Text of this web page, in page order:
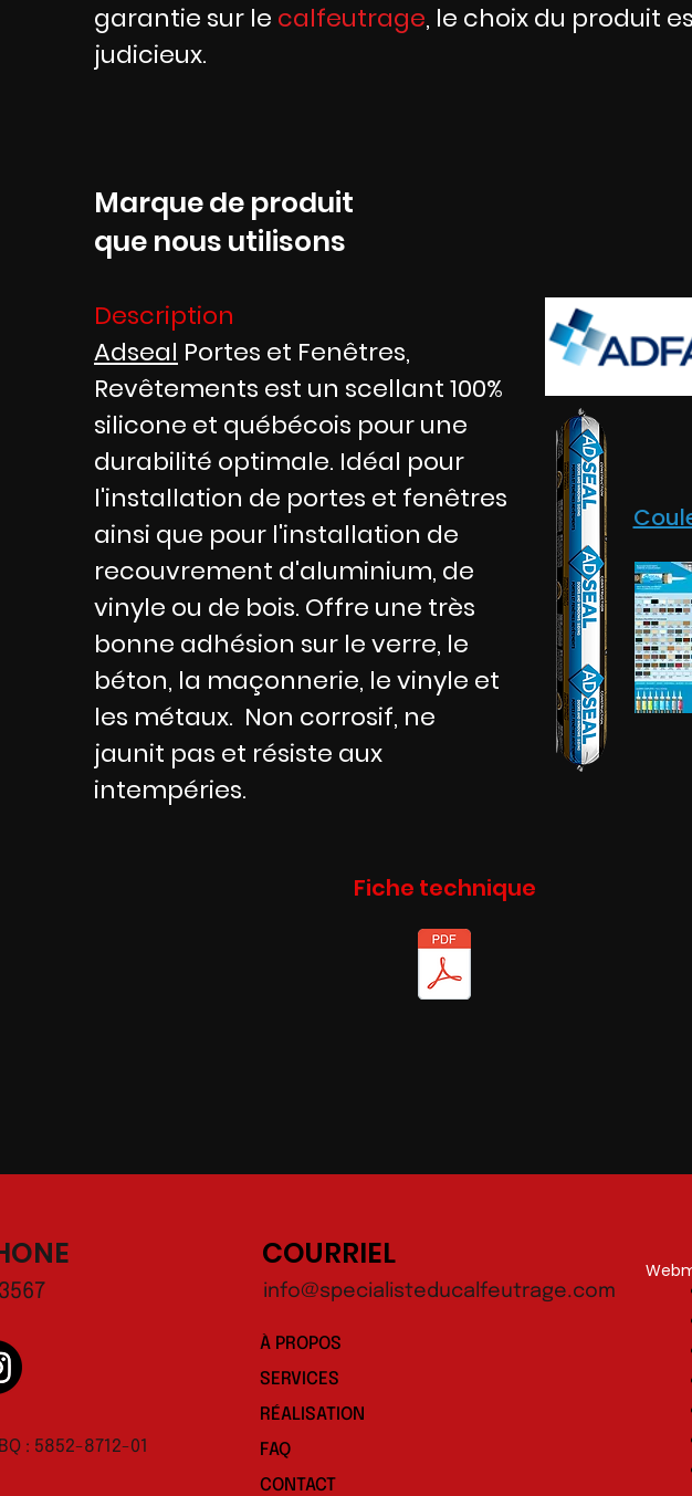
garantie sur le calfeutrage, le choix du produit
judicieux.
Marque de produit
que nous utilisons
Description
Adseal Portes et Fenêtres,
Revêtements est un scellant 100%
silicone et québécois pour une
durabilité optimale. Idéal pour
l'installation de portes et fenêtres
ainsi que pour l'installation de
recouvrement d'aluminium, de
vinyle ou de bois. Offre une très
bonne adhésion sur le verre, le
béton, la maçonnerie, le vinyle et
les métaux. Non corrosif, ne
jaunit pas et résiste aux
intempéries.
Fiche technique
: 5852-8712-01
COURRIEL
info@specialisteducalfeutrage.com
À PROPOS
SERVICES
RÉALISATION
FAQ
CONTACT